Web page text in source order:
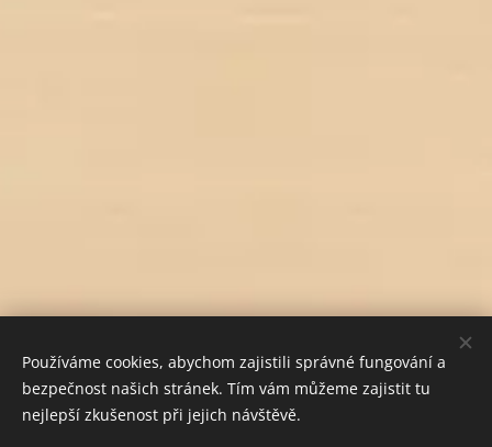
Používáme cookies, abychom zajistili správné fungování a
bezpečnost našich stránek. Tím vám můžeme zajistit tu
nejlepší zkušenost při jejich návštěvě.